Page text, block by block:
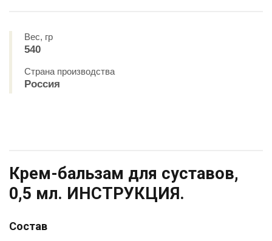
Вес, гр
540
Страна производства
Россия
Крем-бальзам для суставов,
0,5 мл. ИНСТРУКЦИЯ.
Состав